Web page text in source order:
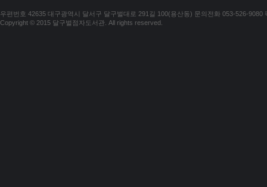
우편번호 42635 대구광역시 달서구 달구벌대로 291길 100(용산동) 문의전화 053-526-9080
Copyright © 2015 달구벌점자도서관. All rights reserved.